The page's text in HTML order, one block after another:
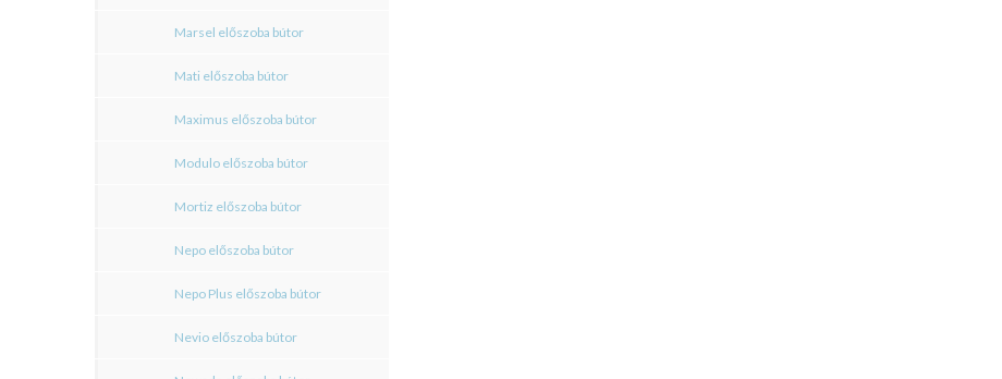
Marsel előszoba bútor
Mati előszoba bútor
Maximus előszoba bútor
Modulo előszoba bútor
Mortiz előszoba bútor
Nepo előszoba bútor
Nepo Plus előszoba bútor
Nevio előszoba bútor